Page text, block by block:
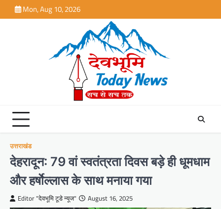
to
Mon, Aug 10, 2026
उत्तराखंड
देहरादून: 79 वां स्वतंत्रता दिवस बड़े ही धूमधाम
और हर्षाेल्लास के साथ मनाया गया
Editor "देवभूमि टूडे न्यूज" August 16, 2025